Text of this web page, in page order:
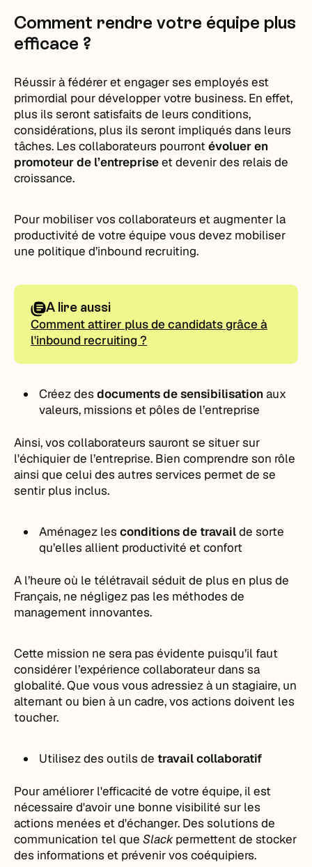
Comment rendre votre équipe plus
efficace ?
Réussir à fédérer et engager ses employés est
primordial pour développer votre business. En effet,
plus ils seront satisfaits de leurs conditions,
considérations, plus ils seront impliqués dans leurs
tâches. Les collaborateurs pourrontévoluer en
promoteur de l’entrepriseet devenir des relais de
croissance.
Pour mobiliser vos collaborateurs et augmenter la
productivité de votre équipe vous devez mobiliser
une politique d’inbound recruiting.
A lire aussi
Comment attirer plus de candidats grâce à
l'inbound recruiting ?
Créez desdocuments de sensibilisationaux
valeurs, missions et pôles de l’entreprise
Ainsi, vos collaborateurs sauront se situer sur
l'échiquier de l’entreprise. Bien comprendre son rôle
ainsi que celui des autres services permet de se
sentir plus inclus.
Aménagez lesconditions de travailde sorte
qu’elles allient productivité et confort
A l’heure où le télétravail séduit de plus en plus de
Français, ne négligez pas les méthodes de
management innovantes.
Cette mission ne sera pas évidente puisqu’il faut
considérer l’expérience collaborateur dans sa
globalité. Que vous vous adressiez à un stagiaire, un
alternant ou bien à un cadre, vos actions doivent les
toucher.
Utilisez des outils detravail collaboratif
Pour améliorer l'efficacité de votre équipe, il est
nécessaire d'avoir une bonne visibilité sur les
actions menées et d'échanger. Des solutions de
communication tel queSlackpermettent de stocker
des informations et prévenir vos coéquipiers.